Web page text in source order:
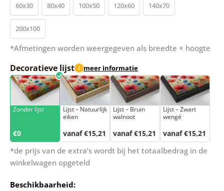
60x30 80x40 100x50 120x60 140x70
200x100
*Afmetingen worden weergegeven als breedte × hoogte
Decoratieve lijst i meer informatie
Zonder lijst
€0
Lijst – Natuurlijk
eiken
vanaf €15,21
Lijst – Bruin
walnoot
vanaf €15,21
Lijst – Zwart
wengé
vanaf €15,21
*de prijs van de extra’s wordt bij het totaalbedrag in de
winkelwagen opgeteld
Beschikbaarheid: